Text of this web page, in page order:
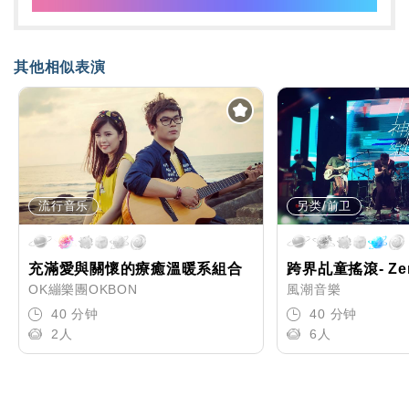
其他相似表演
流行音乐
充滿愛與關懷的療癒溫暖系組合
OK繃樂團OKBON
40 分钟
2人
另类/前卫
跨界乩童搖滾-
風潮音樂
40 分钟
6人